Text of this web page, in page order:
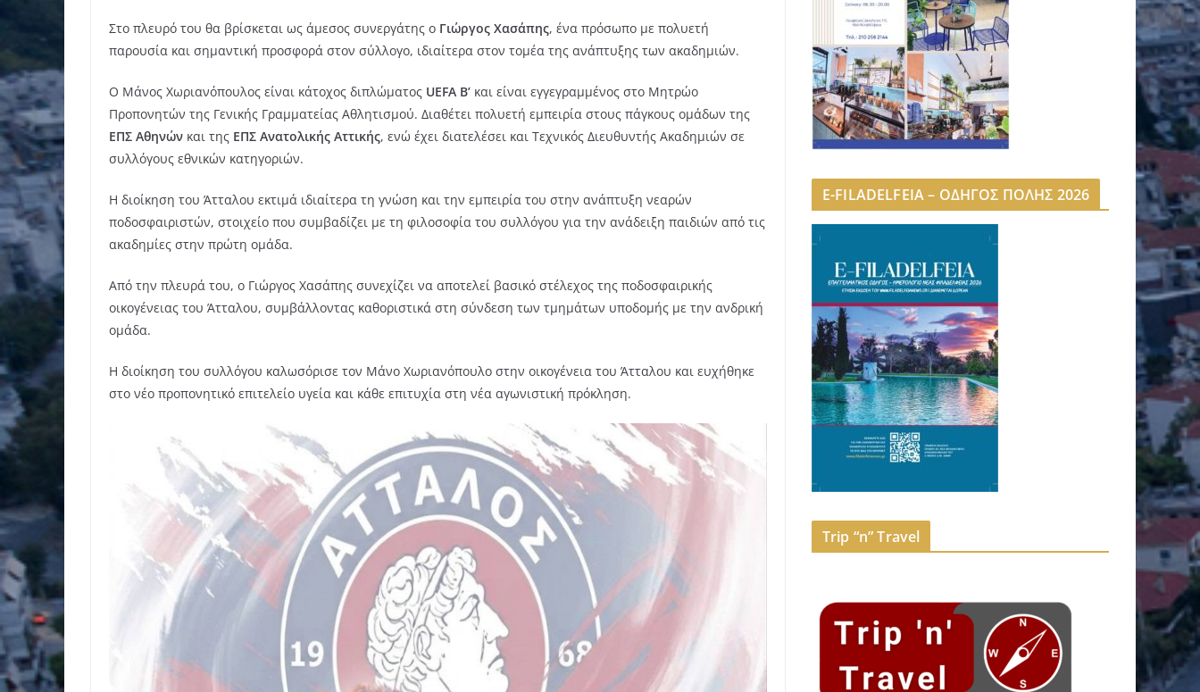
Στο πλευρό του θα βρίσκεται ως άμεσος συνεργάτης ο Γιώργος Χασάπης, ένα πρόσωπο με πολυετή
παρουσία και σημαντική προσφορά στον σύλλογο, ιδιαίτερα στον τομέα της ανάπτυξης των ακαδημιών.
Ο Μάνος Χωριανόπουλος είναι κάτοχος διπλώματος UEFA B’ και είναι εγγεγραμμένος στο Μητρώο
Προπονητών της Γενικής Γραμματείας Αθλητισμού. Διαθέτει πολυετή εμπειρία στους πάγκους ομάδων της
ΕΠΣ Αθηνών και της ΕΠΣ Ανατολικής Αττικής, ενώ έχει διατελέσει και Τεχνικός Διευθυντής Ακαδημιών σε
συλλόγους εθνικών κατηγοριών.
Η διοίκηση του Άτταλου εκτιμά ιδιαίτερα τη γνώση και την εμπειρία του στην ανάπτυξη νεαρών
ποδοσφαιριστών, στοιχείο που συμβαδίζει με τη φιλοσοφία του συλλόγου για την ανάδειξη παιδιών από τις
ακαδημίες στην πρώτη ομάδα.
Από την πλευρά του, ο Γιώργος Χασάπης συνεχίζει να αποτελεί βασικό στέλεχος της ποδοσφαιρικής
οικογένειας του Άτταλου, συμβάλλοντας καθοριστικά στη σύνδεση των τμημάτων υποδομής με την ανδρική
ομάδα.
Η διοίκηση του συλλόγου καλωσόρισε τον Μάνο Χωριανόπουλο στην οικογένεια του Άτταλου και ευχήθηκε
στο νέο προπονητικό επιτελείο υγεία και κάθε επιτυχία στη νέα αγωνιστική πρόκληση.
E-FILADELFEIA – ΟΔΗΓΟΣ ΠΟΛΗΣ 2026
Trip “n” Travel